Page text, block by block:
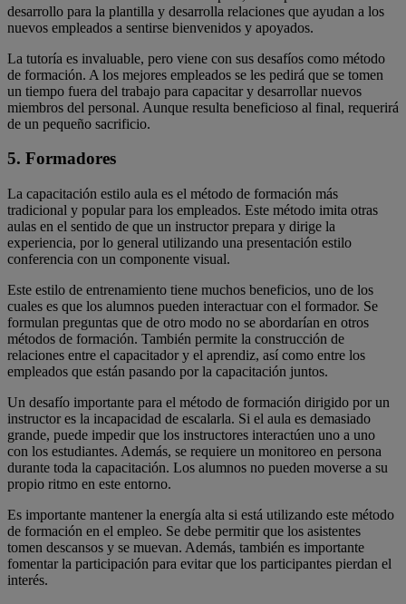
desarrollo para la plantilla y desarrolla relaciones que ayudan a los
nuevos empleados a sentirse bienvenidos y apoyados.
La tutoría es invaluable, pero viene con sus desafíos como método
de formación. A los mejores empleados se les pedirá que se tomen
un tiempo fuera del trabajo para capacitar y desarrollar nuevos
miembros del personal. Aunque resulta beneficioso al final, requerirá
de un pequeño sacrificio.
5. Formadores
La capacitación estilo aula es el método de formación más
tradicional y popular para los empleados. Este método imita otras
aulas en el sentido de que un instructor prepara y dirige la
experiencia, por lo general utilizando una presentación estilo
conferencia con un componente visual.
Este estilo de entrenamiento tiene muchos beneficios, uno de los
cuales es que los alumnos pueden interactuar con el formador. Se
formulan preguntas que de otro modo no se abordarían en otros
métodos de formación. También permite la construcción de
relaciones entre el capacitador y el aprendiz, así como entre los
empleados que están pasando por la capacitación juntos.
Un desafío importante para el método de formación dirigido por un
instructor es la incapacidad de escalarla. Si el aula es demasiado
grande, puede impedir que los instructores interactúen uno a uno
con los estudiantes. Además, se requiere un monitoreo en persona
durante toda la capacitación. Los alumnos no pueden moverse a su
propio ritmo en este entorno.
Es importante mantener la energía alta si está utilizando este método
de formación en el empleo. Se debe permitir que los asistentes
tomen descansos y se muevan. Además, también es importante
fomentar la participación para evitar que los participantes pierdan el
interés.